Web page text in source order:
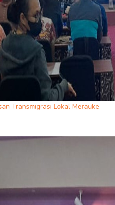
Transmigrasi Lokal Merauke